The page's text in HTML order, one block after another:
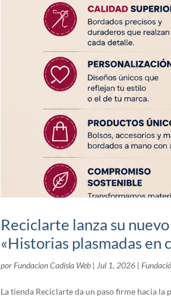
Reciclarte lanza su
«Historias plasmadas en
por Fundacion Cadisla Web | Jul 1, 2026 |
La tienda Reciclarte da un paso firme hacia